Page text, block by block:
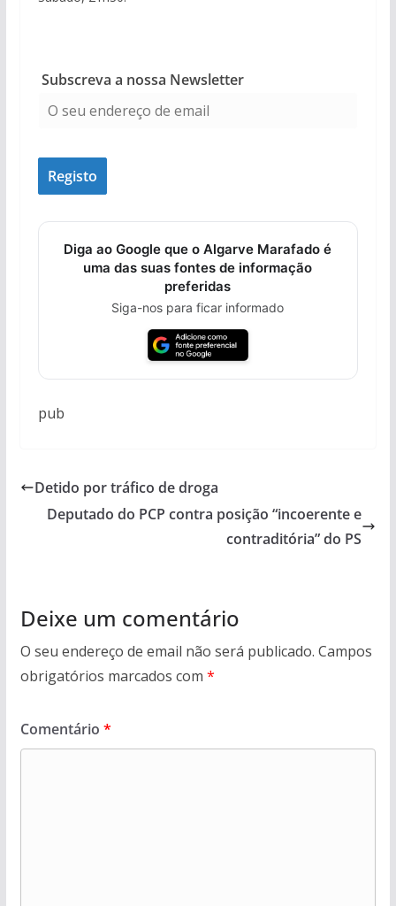
Subscreva a nossa Newsletter
Diga ao Google que o Algarve Marafado é
uma das suas fontes de informação
preferidas
Siga-nos para ficar informado
pub
Detido por tráfico de droga
Deputado do PCP contra posição “incoerente e
contraditória” do PS
Deixe um comentário
O seu endereço de email não será publicado. Campos
obrigatórios marcados com *
Comentário *